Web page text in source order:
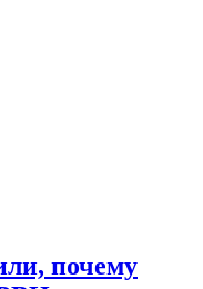
почему